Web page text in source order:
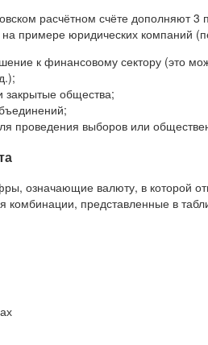
расчётном счёте дополняют 3
на примере юридических компаний
к финансовому сектору (это
общества;
проведения выборов или
означающие валюту, в которой
комбинации, представленные в